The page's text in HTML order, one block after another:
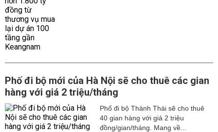
Phố đi bộ mới của Hà Nội sẽ cho thuê các gian
hàng với giá 2 triệu/tháng
Phố đi bộ Thành Thái sẽ cho thuê
40 gian hàng với giá 2 triệu
đồng/gian/tháng. Mang về...